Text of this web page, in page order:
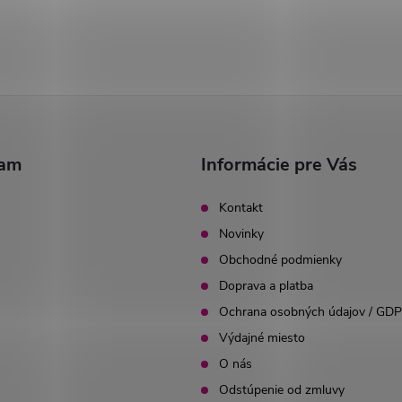
Informácie pre Vás
Kontakt
Novinky
Obchodné podmienky
Doprava a platba
Ochrana osobných údajov /
Výdajné miesto
O nás
Odstúpenie od zmluvy